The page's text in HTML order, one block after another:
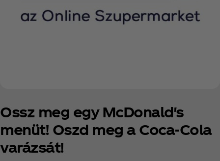
Ossz meg egy McDonald's
menüt! Oszd meg a Coca‑Cola
varázsát!